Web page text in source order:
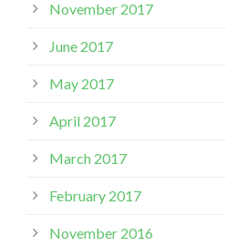
November 2017
June 2017
May 2017
April 2017
March 2017
February 2017
November 2016